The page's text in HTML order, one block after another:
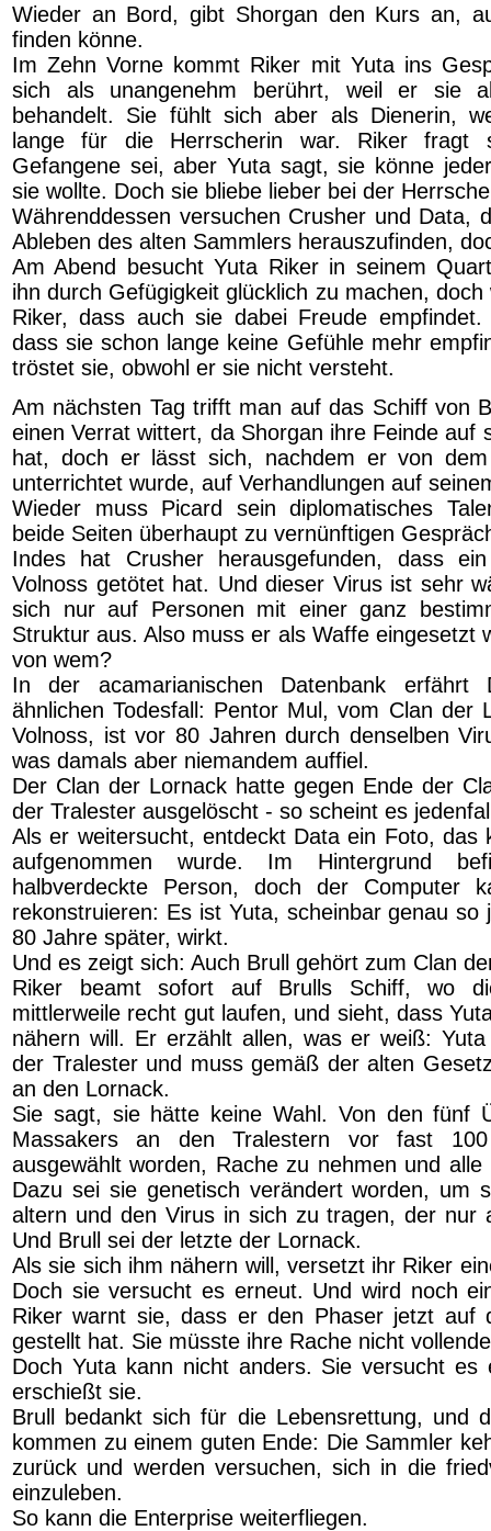
Wieder an Bord, gibt Shorgan den Kurs an,
finden könne.
Im Zehn Vorne kommt Riker mit Yuta ins
sich als unangenehm berührt, weil er sie
behandelt. Sie fühlt sich aber als Dienerin,
lange für die Herrscherin war. Riker fragt
Gefangene sei, aber Yuta sagt, sie könne
sie wollte. Doch sie bliebe lieber bei der
Währenddessen versuchen Crusher und Data,
Ableben des alten Sammlers herauszufinden,
Am Abend besucht Yuta Riker in seinem
ihn durch Gefügigkeit glücklich zu machen,
Riker, dass auch sie dabei Freude
dass sie schon lange keine Gefühle mehr
tröstet sie, obwohl er sie nicht versteht.
Am nächsten Tag trifft man auf das Schiff von
einen Verrat wittert, da Shorgan ihre Feinde auf
hat, doch er lässt sich, nachdem er von dem
unterrichtet wurde, auf Verhandlungen auf
Wieder muss Picard sein diplomatisches
beide Seiten überhaupt zu vernünftigen
Indes hat Crusher herausgefunden, dass
Volnoss getötet hat. Und dieser Virus ist sehr
sich nur auf Personen mit einer ganz
Struktur aus. Also muss er als Waffe eingesetzt
von wem?
In der acamarianischen Datenbank erfährt
ähnlichen Todesfall: Pentor Mul, vom Clan der
Volnoss, ist vor 80 Jahren durch denselben
was damals aber niemandem auffiel.
Der Clan der Lornack hatte gegen Ende der
der Tralester ausgelöscht - so scheint es
Als er weitersucht, entdeckt Data ein Foto, das
aufgenommen wurde. Im Hintergrund
halbverdeckte Person, doch der Computer
rekonstruieren: Es ist Yuta, scheinbar genau so
80 Jahre später, wirkt.
Und es zeigt sich: Auch Brull gehört zum Clan
Riker beamt sofort auf Brulls Schiff, wo
mittlerweile recht gut laufen, und sieht, dass
nähern will. Er erzählt allen, was er weiß:
der Tralester und muss gemäß der alten
an den Lornack.
Sie sagt, sie hätte keine Wahl. Von den fünf
Massakers an den Tralestern vor fast
ausgewählt worden, Rache zu nehmen und
Dazu sei sie genetisch verändert worden, um
altern und den Virus in sich zu tragen, der nur
Und Brull sei der letzte der Lornack.
Als sie sich ihm nähern will, versetzt ihr Riker
Doch sie versucht es erneut. Und wird noch
Riker warnt sie, dass er den Phaser jetzt auf
gestellt hat. Sie müsste ihre Rache nicht
Doch Yuta kann nicht anders. Sie versucht es
erschießt sie.
Brull bedankt sich für die Lebensrettung, und
kommen zu einem guten Ende: Die Sammler
zurück und werden versuchen, sich in die
einzuleben.
So kann die Enterprise weiterfliegen.